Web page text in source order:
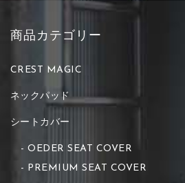
商品カテゴリー
CREST MAGIC
ネックパッド
シートカバー
OEDER SEAT COVER
PREMIUM SEAT COVER